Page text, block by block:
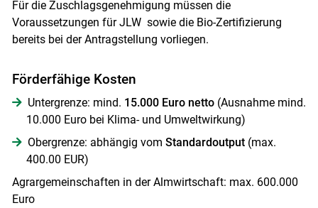
Für die Zuschlagsgenehmigung müssen die
Voraussetzungen für JLW sowie die Bio-Zertifizierung
bereits bei der Antragstellung vorliegen.
Förderfähige Kosten
Untergrenze: mind. 15.000 Euro netto(Ausnahme mind.
10.000 Euro bei Klima- und Umweltwirkung)
Obergrenze: abhängig vom Standardoutput (max.
400.00 EUR)
Agrargemeinschaften in der Almwirtschaft: max. 600.000
Euro